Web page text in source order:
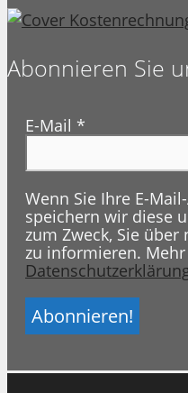
Abonnieren Sie
E-Mail *
Wenn Sie Ihre E-
speichern wir diese
zum Zweck, Sie
zu informieren.